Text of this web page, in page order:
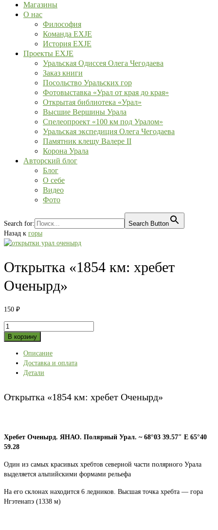
Магазины
О нас
Философия
Команда EXJE
История EXJE
Проекты EXJE
Уральская Одиссея Олега Чегодаева
Заказ книги
Посольство Уральских гор
Фотовыставка «Урал от края до края»
Открытая библиотека «Урал»
Высшие Вершины Урала
Спелеопроект «100 км под Уралом»
Уральская экспедиция Олега Чегодаева
Памятник клещу Валере II
Корона Урала
Авторский блог
Блог
О себе
Видео
Фото
Search for:
Search Button
Назад к горы
Открытка «1854 км: хребет
Оченырд»
150 ₽
Количество
товара
«1854
хребет
В корзину
Описание
Доставка и оплата
Детали
Открытка «1854 км: хребет Оченырд»
Хребет Оченырд. ЯНАО. Полярный Урал. ~ 68°03 39.57″ E 65°40
59.28
Один из самых красивых хребтов северной части полярного Урала
выделяется альпийскими формами рельефа
На его склонах находится 6 ледников. Высшая точка хребта — гора
Нгэтенапэ (1338 м)